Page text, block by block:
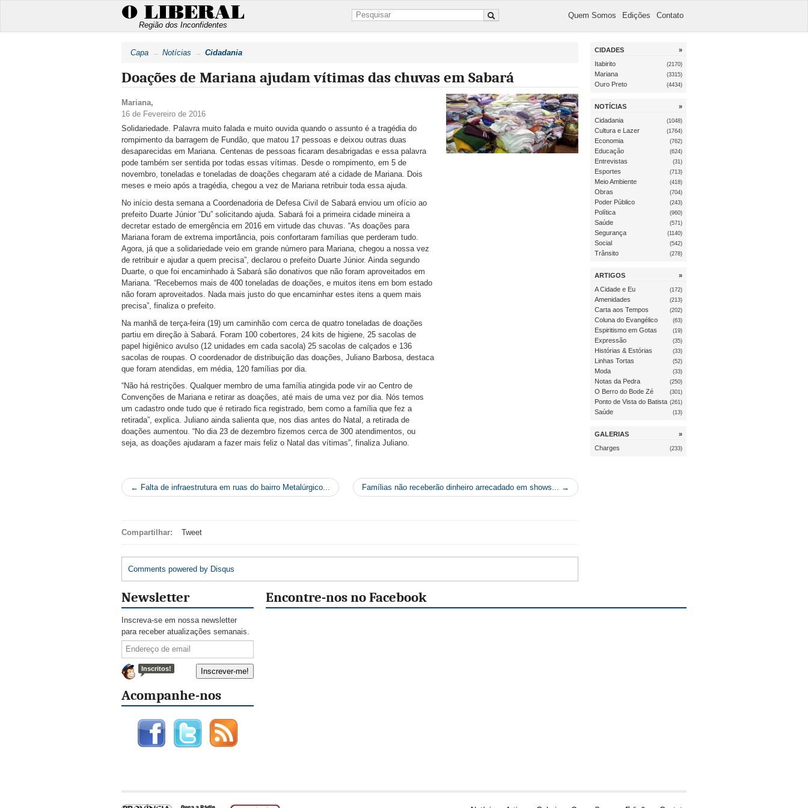
O LIBERAL
Região dos Inconfidentes
Quem Somos Edições Contato
Capa Notícias Cidadania
Doações de Mariana ajudam vítimas das chuvas em Sabará
Mariana,
16 de Fevereiro de 2016
Solidariedade. Palavra muito falada e muito ouvida quando o assunto é a tragédia do
rompimento da barragem de Fundão, que matou 17 pessoas e deixou outras duas
desaparecidas em Mariana. Centenas de pessoas ficaram desabrigadas e essa palavra
pode também ser sentida por todas essas vítimas. Desde o rompimento, em 5 de
novembro, toneladas e toneladas de doações chegaram até a cidade de Mariana. Dois
meses e meio após a tragédia, chegou a vez de Mariana retribuir toda essa ajuda.
No início desta semana a Coordenadoria de Defesa Civil de Sabará enviou um ofício ao
prefeito Duarte Júnior “Du” solicitando ajuda. Sabará foi a primeira cidade mineira a
decretar estado de emergência em 2016 em virtude das chuvas. “As doações para
Mariana foram de extrema importância, pois confortaram famílias que perderam tudo.
Agora, já que a solidariedade veio em grande número para Mariana, chegou a nossa vez
de retribuir e ajudar a quem precisa”, declarou o prefeito Duarte Júnior. Ainda segundo
Duarte, o que foi encaminhado à Sabará são donativos que não foram aproveitados em
Mariana. “Recebemos mais de 400 toneladas de doações, e muitos itens em bom estado
não foram aproveitados. Nada mais justo do que encaminhar estes itens a quem mais
precisa”, finaliza o prefeito.
Na manhã de terça-feira (19) um caminhão com cerca de quatro toneladas de doações
partiu em direção à Sabará. Foram 100 cobertores, 24 kits de higiene, 25 sacolas de
papel higiênico avulso (12 unidades em cada sacola) 25 sacolas de calçados e 136
sacolas de roupas. O coordenador de distribuição das doações, Juliano Barbosa, destaca
que foram atendidas, em média, 120 famílias por dia.
“Não há restrições. Qualquer membro de uma família atingida pode vir ao Centro de
Convenções de Mariana e retirar as doações, até mais de uma vez por dia. Nós temos
um cadastro onde tudo que é retirado fica registrado, bem como a família que fez a
retirada”, explica. Juliano ainda salienta que, nos dias antes do Natal, a retirada de
doações aumentou. “No dia 23 de dezembro fizemos cerca de 300 atendimentos, ou
seja, as doações ajudaram a fazer mais feliz o Natal das vítimas”, finaliza Juliano.
← Falta de infraestrutura em ruas do bairro Metalúrgico... Famílias não receberão dinheiro arrecadado em shows... →
Compartilhar: Tweet
Comments powered by Disqus
CIDADES
»
Itabirito
(2170)
Mariana (3315)
Ouro Preto (4434)
NOTÍCIAS
»
Cidadania
(1048)
Cultura e Lazer (1764)
Economia (762)
Educação (624)
Entrevistas (31)
Esportes (713)
Meio Ambiente (418)
Obras (704)
Poder Público (243)
Política (960)
Saúde (571)
Segurança (1140)
Social (542)
Trânsito (278)
ARTIGOS
»
A Cidade e Eu
(172)
Amenidades (213)
Carta aos Tempos (202)
Coluna do Evangélico (63)
Espiritismo em Gotas (19)
Expressão (35)
Histórias & Estórias (33)
Linhas Tortas (52)
Moda (33)
Notas da Pedra (250)
O Berro do Bode Zé (301)
Ponto de Vista do Batista (261)
Saúde (13)
GALERIAS
»
Charges
(233)
Newsletter
Inscreva-se em nossa newsletter
para receber atualizações semanais.
Inscritos!
Acompanhe-nos
Encontre-nos no Facebook